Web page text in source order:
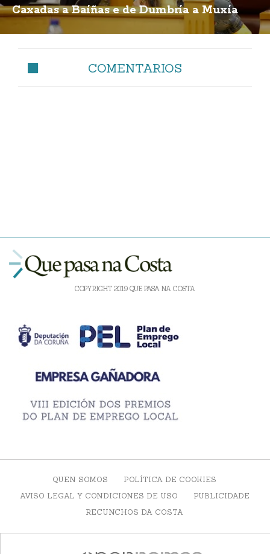
Caxadas a Baíñas e de Dumbría a Muxía
COMENTARIOS
COPYRIGHT 2019 QUE PASA NA COSTA
QUEN SOMOS
POLÍTICA DE COOKIES
AVISO LEGAL Y CONDICIONES DE USO
PUBLICIDADE
RECUNCHOS DA COSTA